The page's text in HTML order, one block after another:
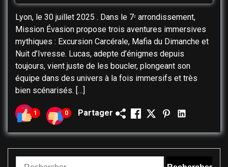
Lyon, le 30 juillet 2025 . Dans le 7ᵉ arrondissement,
Mission Évasion propose trois aventures immersives
mythiques : Excursion Carcérale, Mafia du Dimanche et
Nuit d’Ivresse. Lucas, adepte d’énigmes depuis
toujours, vient juste de les boucler, plongeant son
équipe dans des univers à la fois immersifs et très
bien scénarisés. […]
1 0 Partager
Rechercher :